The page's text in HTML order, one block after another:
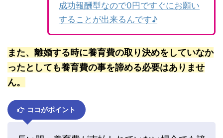
成功報酬型なので0円ですぐにお願い
することが出来るんです♪
また、離婚する時に養育費の取り決めをしていなか
ったとしても養育費の事を諦める必要はありませ
ん。
ココがポイント